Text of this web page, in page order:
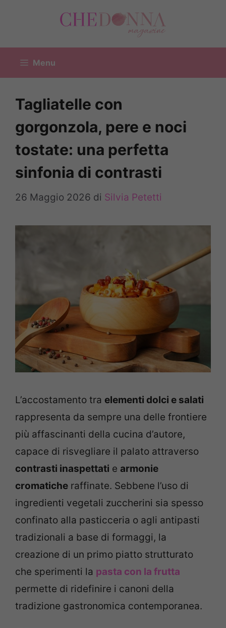
Menu
Tagliatelle con
gorgonzola, pere e noci
tostate: una perfetta
sinfonia di contrasti
26 Maggio 2026 di Silvia Petetti
L’accostamento tra elementi dolci e salati
rappresenta da sempre una delle frontiere
più affascinanti della cucina d’autore,
capace di risvegliare il palato attraverso
contrasti inaspettati e armonie
cromatiche raffinate. Sebbene l’uso di
ingredienti vegetali zuccherini sia spesso
confinato alla pasticceria o agli antipasti
tradizionali a base di formaggi, la
creazione di un primo piatto strutturato
che sperimenti la pasta con la frutta
permette di ridefinire i canoni della
tradizione gastronomica contemporanea.